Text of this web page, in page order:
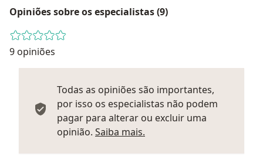
Opiniões sobre os especialistas (9)
9 opiniões
Todas as opiniões são importantes,
por isso os especialistas não podem
pagar para alterar ou excluir uma
opinião. Saiba mais.